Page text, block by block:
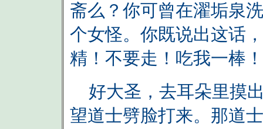
斋么？你可曾在濯垢泉
个女怪。你既说出这话
精！不要走！吃我一棒
好大圣，去耳朵里摸
望道士劈脸打来。那道